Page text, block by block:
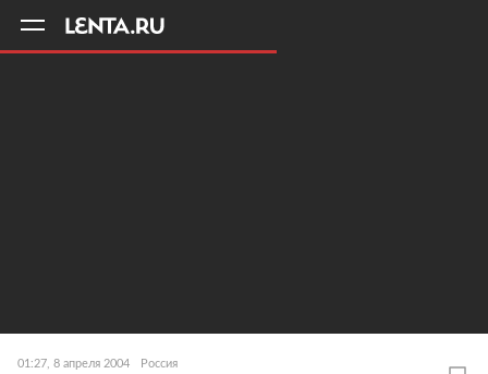
01:27, 8 апреля 2004 Россия